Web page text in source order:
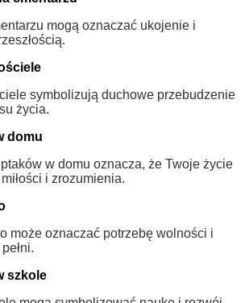
mogą oznaczać ukojenie i
symbolizują duchowe przebudzenie
życia.
domu
w domu oznacza, że Twoje życie
i zrozumienia.
może oznaczać potrzebę wolności i
szkole